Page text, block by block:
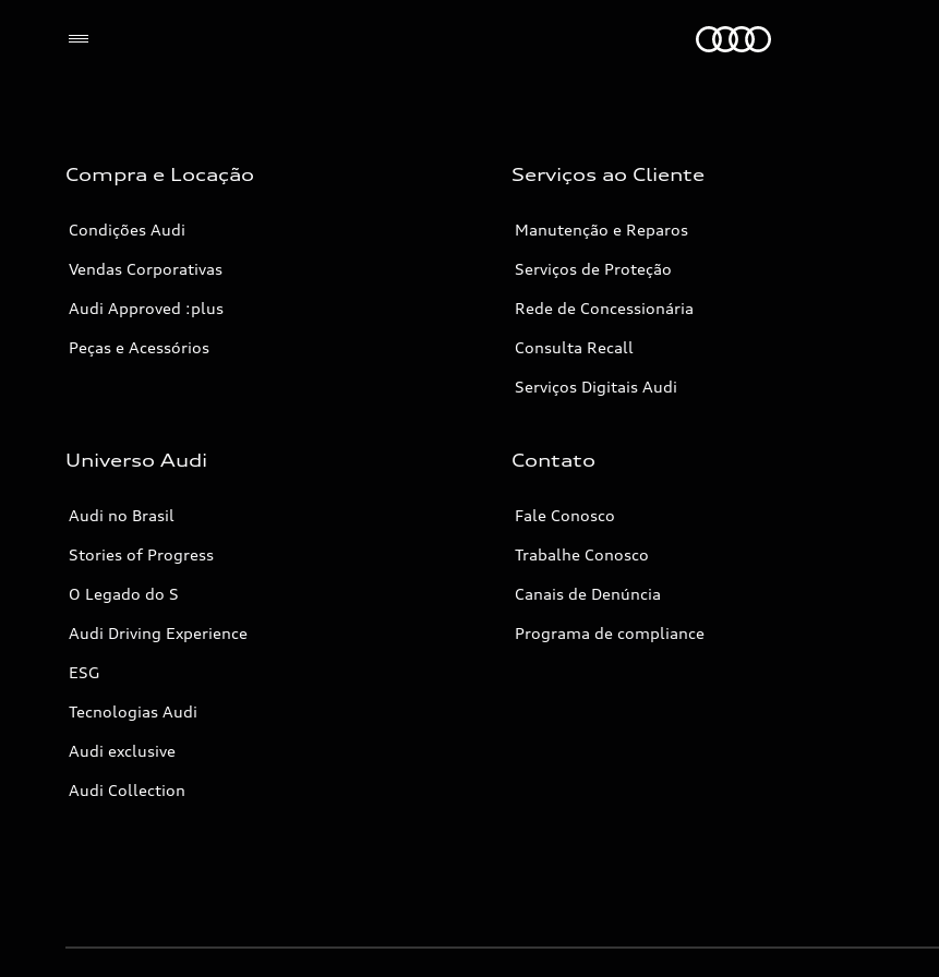
Compra e Locação
Condições Audi
Vendas Corporativas
Audi Approved :plus
Peças e Acessórios
Serviços ao Cliente
Manutenção e Reparos
Serviços de Proteção
Rede de Concessionária
Consulta Recall
Serviços Digitais Audi
Universo Audi
Audi no Brasil
Stories of Progress
O Legado do S
Audi Driving Experience
ESG
Tecnologias Audi
Audi exclusive
Audi Collection
Contato
Fale Conosco
Trabalhe Conosco
Canais de Denúncia
Programa de compliance